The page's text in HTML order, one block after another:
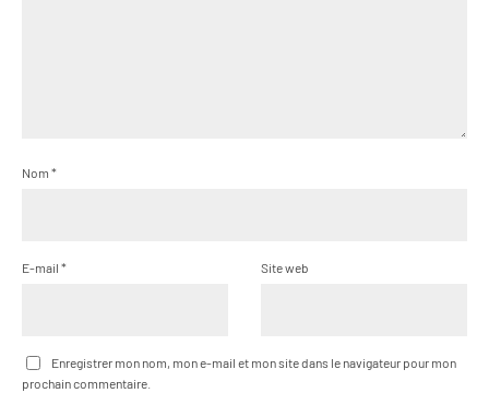
Nom *
E-mail * Site web
Enregistrer mon nom, mon e-mail et mon site dans le navigateur pour mon
prochain commentaire.